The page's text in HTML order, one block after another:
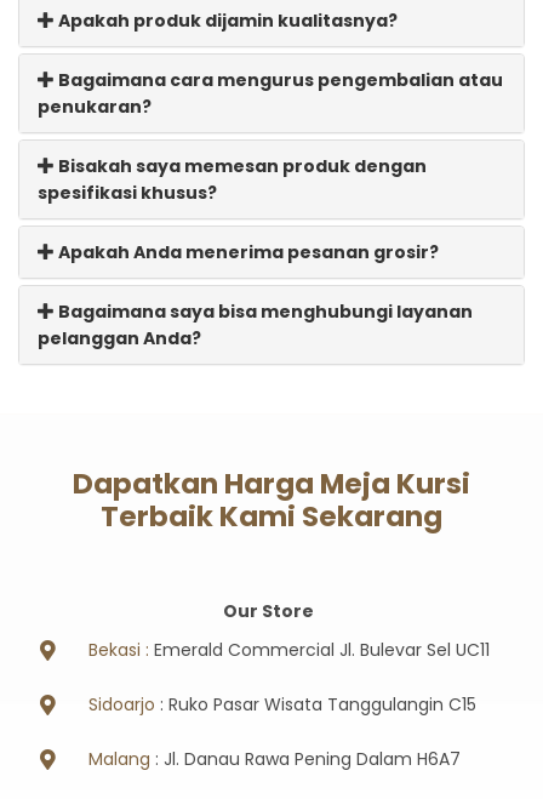
Apakah produk dijamin kualitasnya?
Bagaimana cara mengurus pengembalian atau
penukaran?
Bisakah saya memesan produk dengan
spesifikasi khusus?
Apakah Anda menerima pesanan grosir?
Bagaimana saya bisa menghubungi layanan
pelanggan Anda?
Dapatkan Harga Meja Kursi
Terbaik Kami Sekarang
Our Store
Bekasi : Emerald Commercial Jl. Bulevar Sel UC11
Sidoarjo : Ruko Pasar Wisata Tanggulangin C15
Malang : Jl. Danau Rawa Pening Dalam H6A7